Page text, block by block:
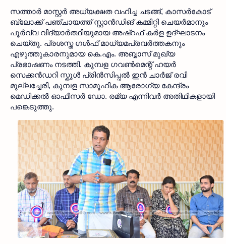
സത്താർ മാസ്റ്റർ അധ്യക്ഷത വഹിച്ച ചടങ്ങ്, കാസർകോട്
ബ്ലോക്ക് പഞ്ചായത്ത് സ്റ്റാൻഡിങ് കമ്മിറ്റി ചെയർമാനും
പൂർവ്വ വിദ്യാർത്ഥിയുമായ അഷ്‌റഫ് കർള ഉദ്ഘാടനം
ചെയ്തു. പ്രശസ്ത ഗൾഫ് മാധ്യമപ്രവർത്തകനും
എഴുത്തുകാരനുമായ കെ.എം. അബ്ബാസ് മുഖ്യ
പ്രഭാഷണം നടത്തി. കുമ്പള ഗവൺമെന്റ് ഹയർ
സെക്കൻഡറി സ്കൂൾ പ്രിൻസിപ്പൽ ഇൻ ചാർജ് രവി
മുല്ലച്ചേരി, കുമ്പള സാമൂഹിക ആരോഗ്യ കേന്ദ്രം
മെഡിക്കൽ ഓഫീസർ ഡോ. രമ്യ എന്നിവർ അതിഥികളായി
പങ്കെടുത്തു.